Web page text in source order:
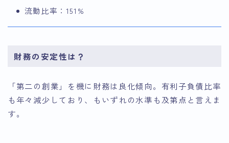
流動比率：151%
財務の安定性は？
「第二の創業」を機に財務は良化傾向。有利子負債比率
も年々減少しており、もいずれの水準も及第点と言えま
す。